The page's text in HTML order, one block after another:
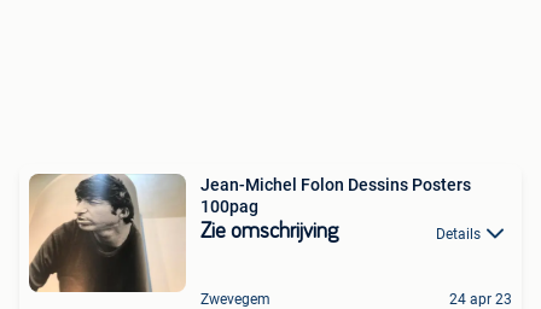
Jean-Michel Folon Dessins Posters
100pag
Zie omschrijving Details
Zwevegem 24 apr 23